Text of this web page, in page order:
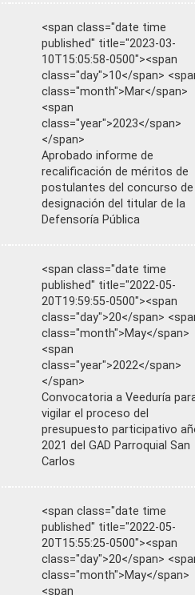
<span class="date time
published" title="2023-03-
10T15:05:58-0500"><span
class="day">10</span>
class="month">Mar</span>
<span
class="year">2023</span>
</span>
Aprobado informe de
recalificación de méritos de
postulantes del concurso de
designación del titular de la
Defensoría Pública
<span class="date time
published" title="2022-05-
20T19:59:55-0500"><span
class="day">20</span>
class="month">May</span>
<span
class="year">2022</span>
</span>
Convocatoria a Veeduría
vigilar el proceso del
presupuesto participativo
2021 del GAD Parroquial San
Carlos
<span class="date time
published" title="2022-05-
20T15:55:25-0500"><span
class="day">20</span>
class="month">May</span>
<span